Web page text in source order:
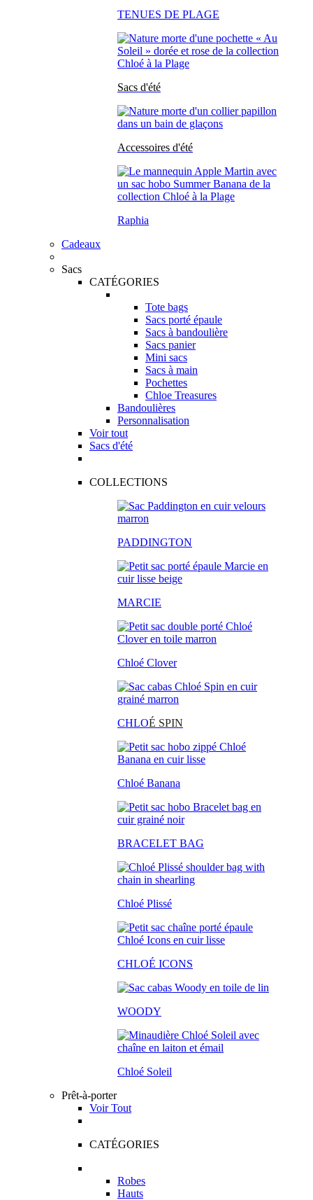
TENUES DE PLAGE
Sacs d'été
Accessoires d'été
Raphia
Cadeaux
Sacs
CATÉGORIES
Tote bags
Sacs porté épaule
Sacs à bandoulière
Sacs panier
Mini sacs
Sacs à main
Pochettes
Chloe Treasures
Bandoulières
Personnalisation
Voir tout
Sacs d'été
COLLECTIONS
PADDINGTON
MARCIE
Chloé Clover
CHLOÉ SPIN
Chloé Banana
BRACELET BAG
Chloé Plissé
CHLOÉ ICONS
WOODY
Chloé Soleil
Prêt-à-porter
Voir Tout
CATÉGORIES
Robes
Hauts